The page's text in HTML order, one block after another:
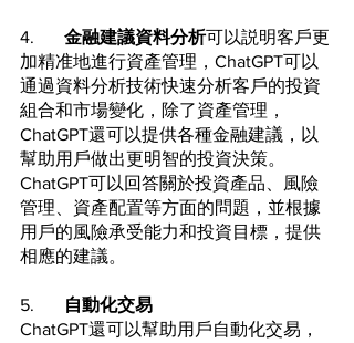
金融建議資料分析可以説明客戶更
加精准地進行資產管理，ChatGPT可以
通過資料分析技術快速分析客戶的投資
組合和市場變化，除了資產管理，
ChatGPT還可以提供各種金融建議，以
幫助用戶做出更明智的投資決策。
ChatGPT可以回答關於投資產品、風險
管理、資產配置等方面的問題，並根據
用戶的風險承受能力和投資目標，提供
相應的建議。
自動化交易
ChatGPT還可以幫助用戶自動化交易，